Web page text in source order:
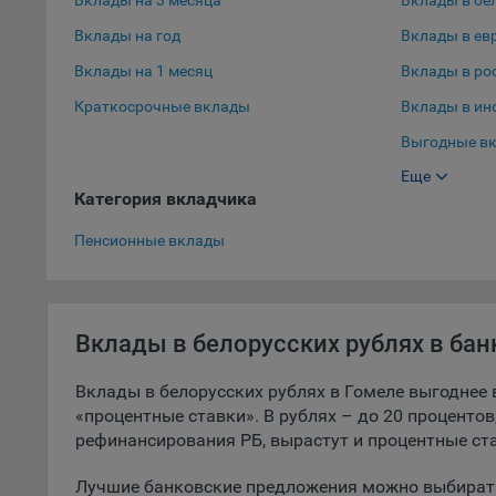
9.5.
При
Вклады на год
Вклады на 1 месяц
Краткосрочные вклады
Вклады в
Вклады в
Вклады в
Выгодные
Выгодные
Еще
Категория вкладчика
Пенсионные вклады
Вклады в белорусских рублях в
Вклады в белорусских рублях в Гомеле
«процентные ставки». В рублях – до 20
рефинансирования РБ, вырастут и процентные
Лучшие банковские предложения можно